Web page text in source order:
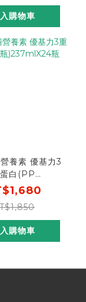
購物車
養素 優基力3
白(PP
瓶
購物車